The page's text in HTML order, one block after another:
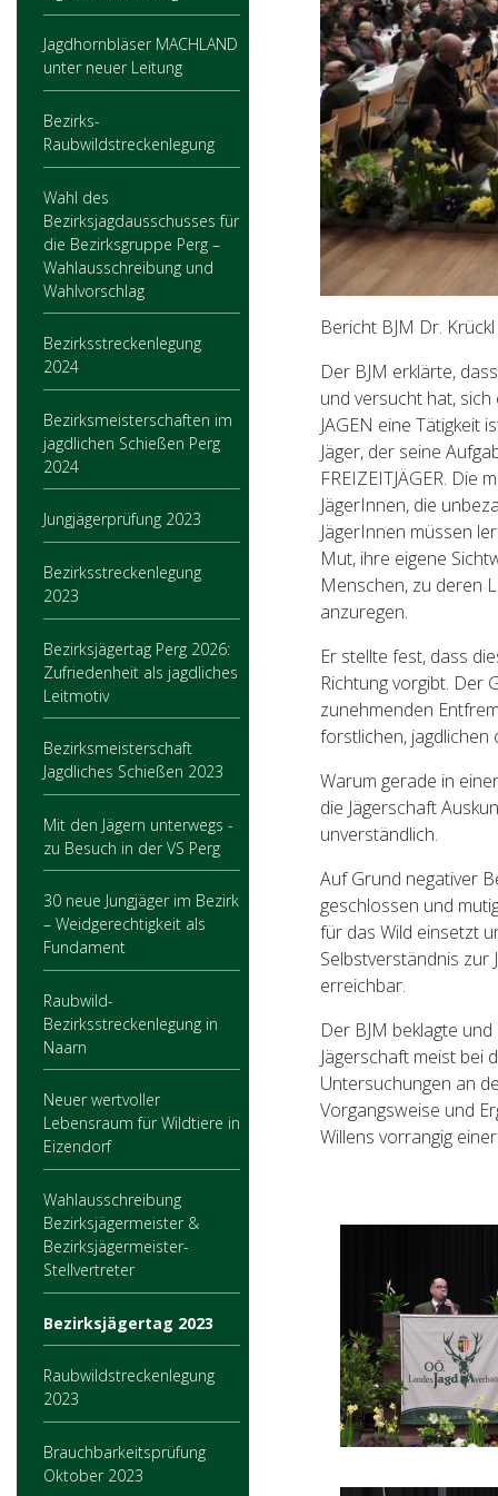
Jagdhornbläser MACHLAND
unter neuer Leitung
Bezirks-
Raubwildstreckenlegung
Wahl des
Bezirksjagdausschusses für
die Bezirksgruppe Perg –
Wahlausschreibung und
Wahlvorschlag
Bezirksstreckenlegung
2024
Bezirksmeisterschaften im
jagdlichen Schießen Perg
2024
Jungjägerprüfung 2023
Bezirksstreckenlegung
2023
Bezirksjägertag Perg 2026:
Zufriedenheit als jagdliches
Leitmotiv
Bezirksmeisterschaft
Jagdliches Schießen 2023
Mit den Jägern unterwegs -
zu Besuch in der VS Perg
30 neue Jungjäger im Bezirk
– Weidgerechtigkeit als
Fundament
Raubwild-
Bezirksstreckenlegung in
Naarn
Neuer wertvoller
Lebensraum für Wildtiere in
Eizendorf
Wahlausschreibung
Bezirksjägermeister &
Bezirksjägermeister-
Stellvertreter
Bezirksjägertag 2023
Raubwildstreckenlegung
2023
Brauchbarkeitsprüfung
Oktober 2023
Bericht BJM Dr. Krückl
Der BJM erklärte,
und versucht hat,
JAGEN eine Tätigkeit
Jäger, der seine
FREIZEITJÄGER.
JägerInnen, die
JägerInnen müssen
Mut, ihre eigene
Menschen, zu deren
anzuregen.
Er stellte fest, dass
Richtung vorgibt. Der
zunehmenden
forstlichen, jagdlichen
Warum gerade in
die Jägerschaft
unverständlich.
Auf Grund negativer
geschlossen und
für das Wild einsetzt
Selbstverständnis zur
erreichbar.
Der BJM beklagte
Jägerschaft meist bei
Untersuchungen an
Vorgangsweise und
Willens vorrangig